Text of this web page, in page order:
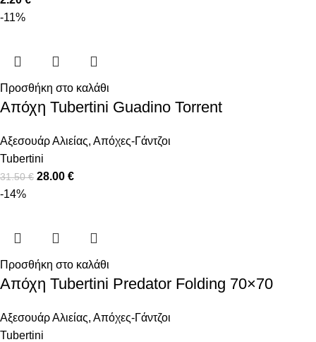
-11%
Προσθήκη στο καλάθι
Απόχη Tubertini Guadino Torrent
Αξεσουάρ Αλιείας, Απόχες-Γάντζοι
Tubertini
31.50€ 28.00 €
-14%
Προσθήκη στο καλάθι
Απόχη Tubertini Predator Folding 70×70
Αξεσουάρ Αλιείας, Απόχες-Γάντζοι
Tubertini